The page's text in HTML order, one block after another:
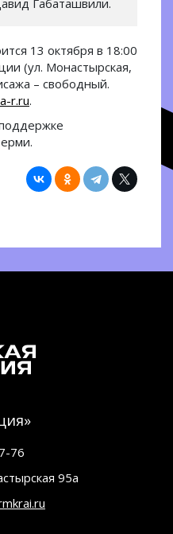
Габаташвили.
13 октября в 18:00
(ул. Монастырская,
– свободный.
r.ru.
76
95а